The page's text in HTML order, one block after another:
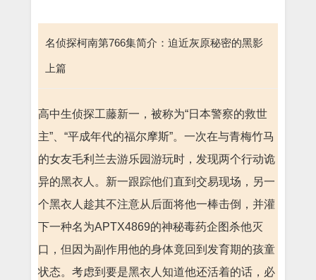
名侦探柯南第766集简介：迫近灰原秘密的黑影
上篇
高中生侦探工藤新一，被称为“日本警察的救世
主”、“平成年代的福尔摩斯”。一次在与青梅竹马
的女友毛利兰去游乐园游玩时，发现两个行动诡
异的黑衣人。新一跟踪他们直到交易现场，另一
个黑衣人趁其不注意从后面将他一棒击倒，并灌
下一种名为APTX4869的神秘毒药企图杀他灭
口，但因为副作用他的身体竟回到发育期的孩童
状态。考虑到要是黑衣人知道他还活着的话，必